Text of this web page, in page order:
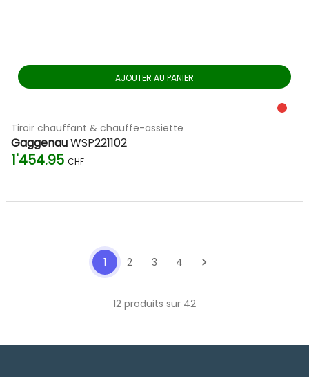
AJOUTER AU PANIER
Tiroir chauffant & chauffe-assiette
GaggenauWSP221102
1'454.95 CHF
1 2 3 4 chevron_right
12 produits sur 42